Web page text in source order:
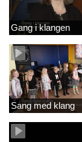
Gang i klangen
Sang med klang